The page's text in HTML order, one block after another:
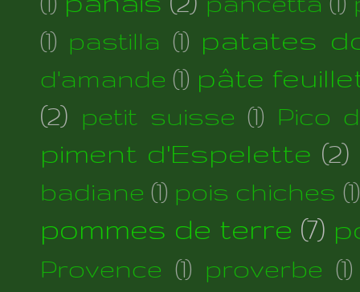
(1) pastilla (1) patates
d'amande (1) pâte
(2) petit suisse (1) Pico
piment d'Espelette (2)
badiane (1) pois chiches (1)
pommes de terre (7)
Provence (1) proverbe (1)